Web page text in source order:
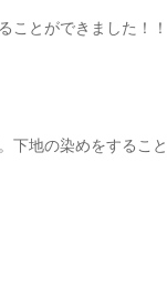
ことができました！！
下地の染めをするこ